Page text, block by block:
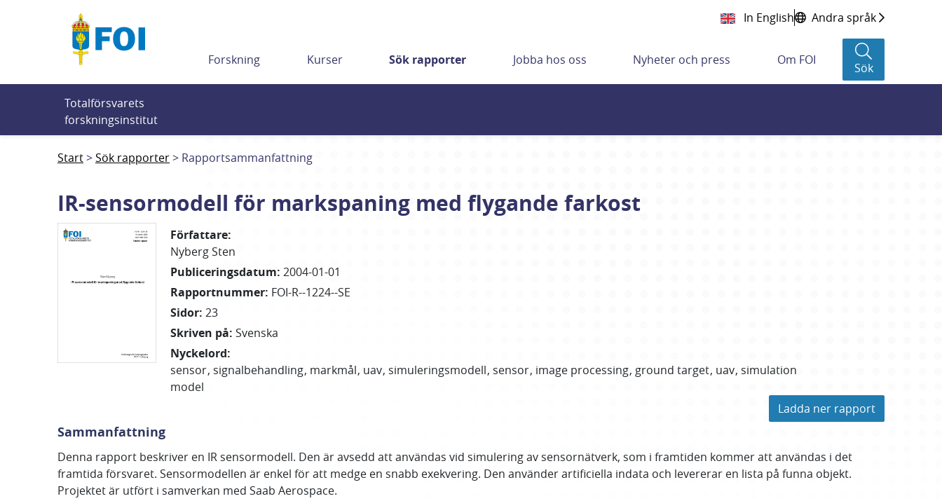
In English Andra språk
Forskning Kurser Sök rapporter Jobba hos oss Nyheter och press Om FOI
Sök
Totalförsvarets
forskningsinstitut
Start Sök rapporter Rapportsammanfattning
IR-sensormodell för markspaning med flygande farkost
Författare:
Nyberg Sten
Publiceringsdatum: 2004-01-01
Rapportnummer: FOI-R--1224--SE
Sidor: 23
Skriven på: Svenska
Nyckelord:
sensor signalbehandling markmål uav simuleringsmodell sensor image processing ground target uav simulation
model
Ladda ner rapport
Sammanfattning
Denna rapport beskriver en IR sensormodell. Den är avsedd att användas vid simulering av sensornätverk, som i framtiden kommer att användas i det
framtida försvaret. Sensormodellen är enkel för att medge en snabb exekvering. Den använder artificiella indata och levererar en lista på funna objekt.
Projektet är utfört i samverkan med Saab Aerospace.